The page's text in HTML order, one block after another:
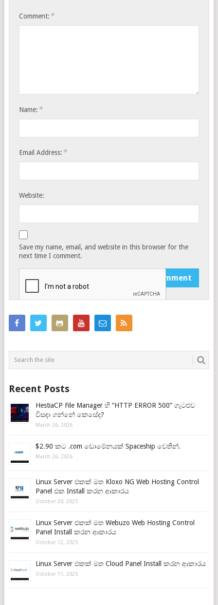
Comment: *
Name: *
Email Address: *
Website:
Save my name, email, and website in this browser for the
next time I comment.
Recent Posts
HestiaCP File Manager හි “HTTP ERROR 500” ගැටළුව
විසඳා ගන්නේ කෙසේද?
March 26, 2026
$2.90 කට .com ඩොමේනයක් Spaceship වෙතින්.
March 26, 2026
Linux Server එකක් මත Kloxo NG Web Hosting Control
Panel එක Install කරන ආකාරය
October 20, 2025
Linux Server එකක් මත Webuzo Web Hosting Control
Panel Install කරන ආකාරය
October 12, 2025
Linux Server එකක් මත Cloud Panel Install කරන ආකාරය
October 11, 2025